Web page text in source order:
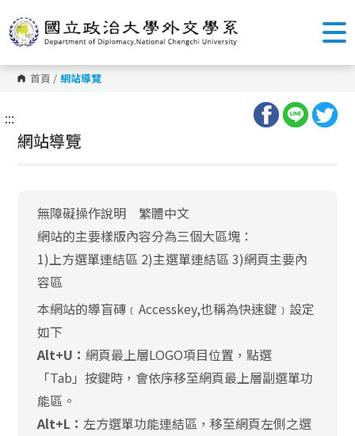
到
主
要
內
容
區 首頁 / 網站導覽
:::
網站導覽
無障礙操作說明 繁體中文
網站的主要樣版內容分為三個大區塊：
1)上方選單連結區 2)主選單連結區 3)網頁主要內
容區
本網站的導盲磚﹝Accesskey,也稱為快速鍵﹞設定
如下
Alt+U：網頁最上層LOGO項目位置，點選
「Tab」按鍵時，會依序移至網頁最上層副選單功
能區。
Alt+L：左方選單功能連結區，移至網頁左側之選